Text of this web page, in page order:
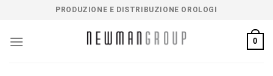
contenuti
PRODUZIONE E DISTRIBUZIONE OROLOGI
0